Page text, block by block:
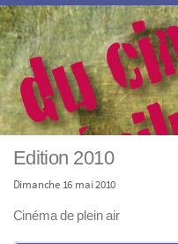
Edition 2010
Dimanche 16 mai 2010
Cinéma de plein air